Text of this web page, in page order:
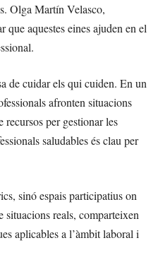
Olga Martín Velasco,
aquestes eines ajuden en el
de cuidar els qui cuiden. En un
afronten situacions
recursos per gestionar les
saludables és clau per
sinó espais participatius on
situacions reals, comparteixen
aplicables a l’àmbit laboral i